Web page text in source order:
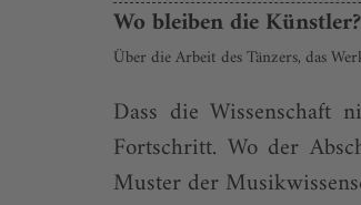
Wo bleiben die Künstler?
Über die Arbeit des Tänzers, das
Dass die Wissenschaft
Fortschritt. Wo der
Muster der